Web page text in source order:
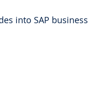
into SAP business